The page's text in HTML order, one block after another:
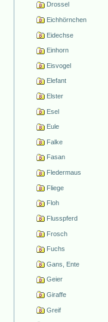
Drossel
Eichhörnchen
Eidechse
Einhorn
Eisvogel
Elefant
Elster
Esel
Eule
Falke
Fasan
Fledermaus
Fliege
Floh
Flusspferd
Frosch
Fuchs
Gans, Ente
Geier
Giraffe
Greif